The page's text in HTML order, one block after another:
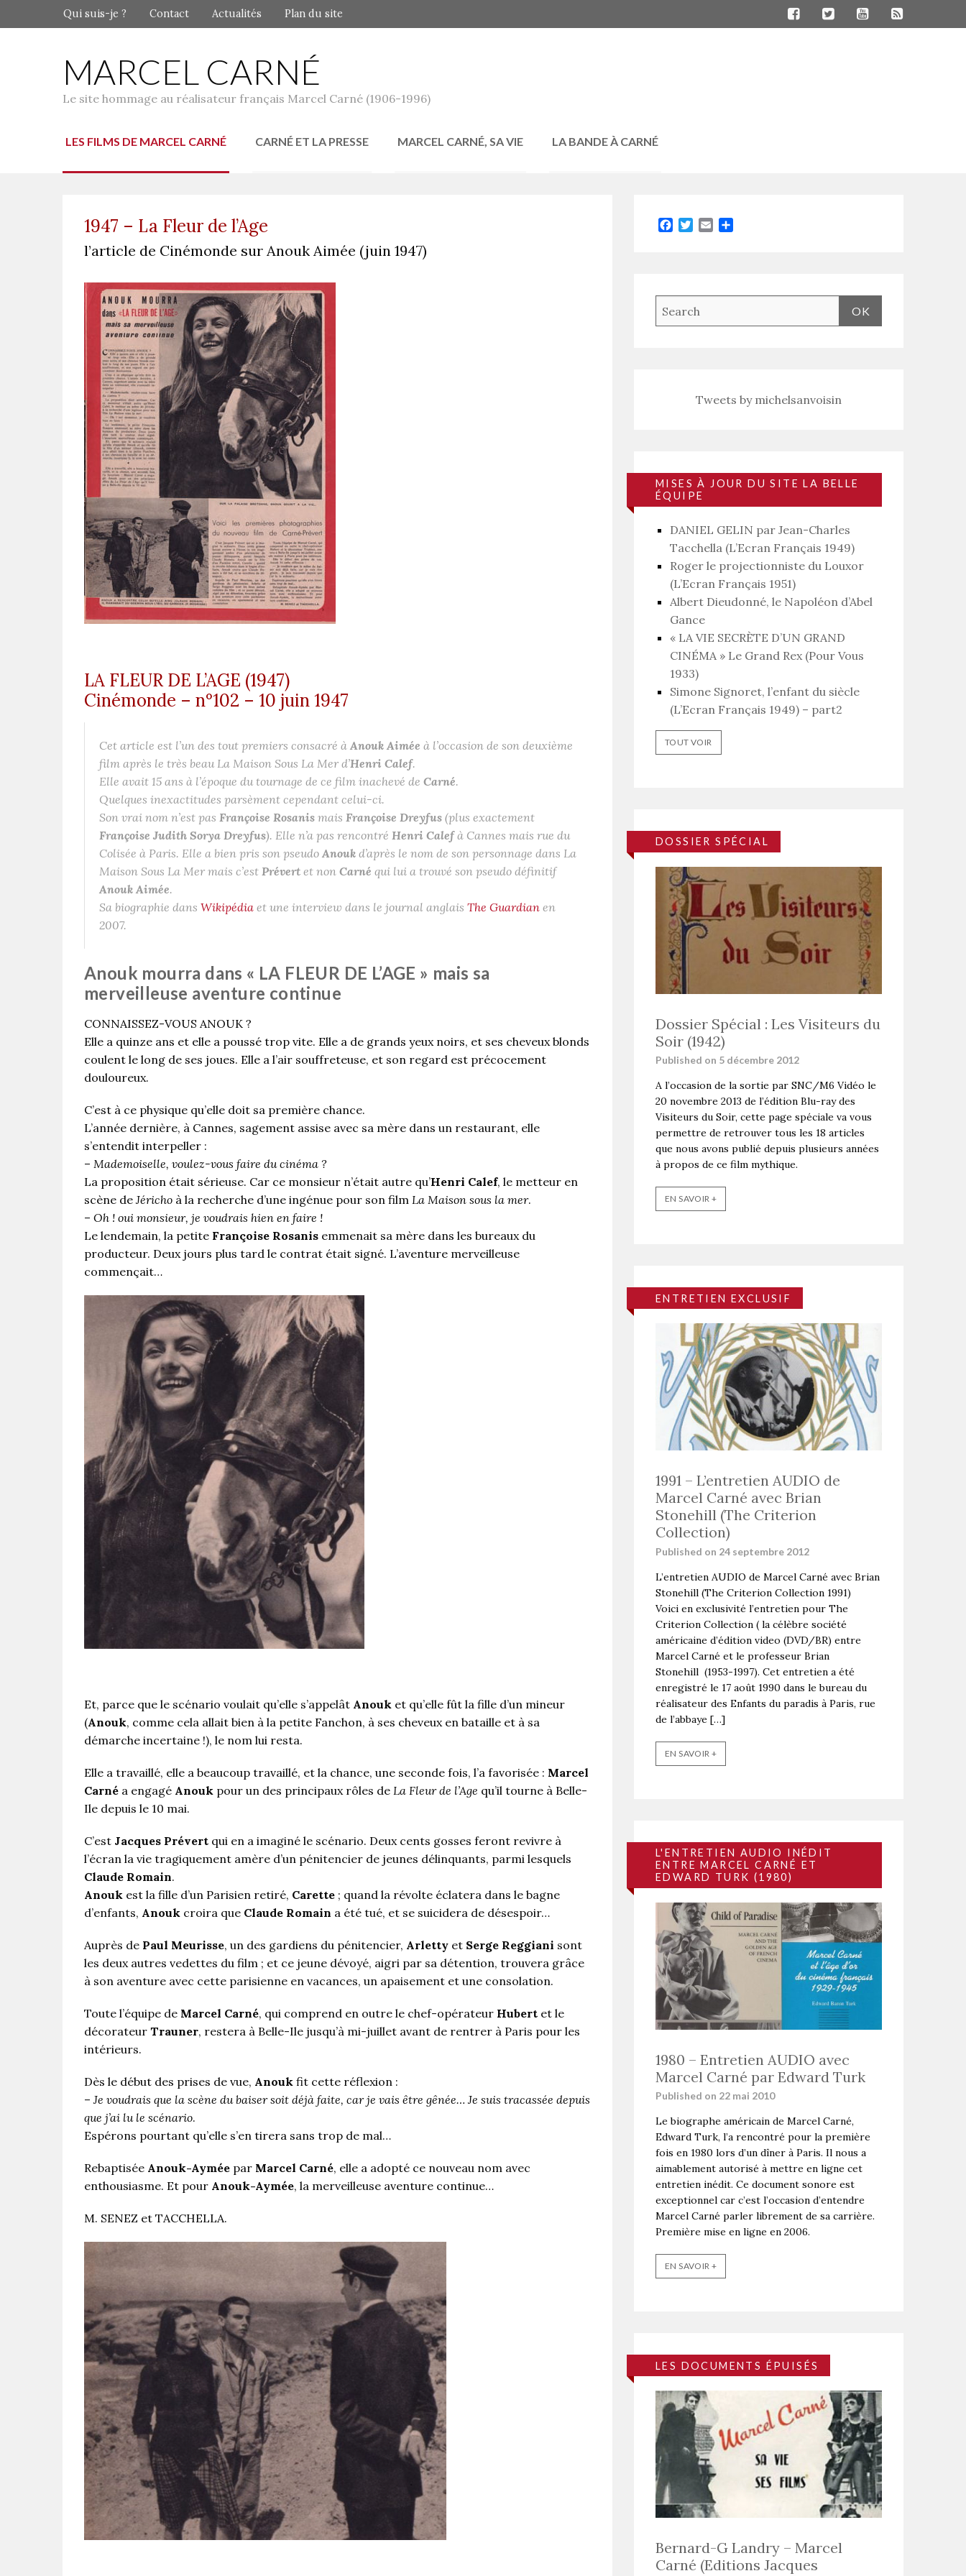
Qui suis-je ? Contact Actualités Plan du site
MARCEL CARNÉ
Le site hommage au réalisateur français Marcel Carné (1906-1996)
LES FILMS DE MARCEL CARNÉ CARNÉ ET LA PRESSE MARCEL CARNÉ, SA VIE LA BANDE À CARNÉ
1947 – La Fleur de l’Age
l’article de Cinémonde sur Anouk Aimée (juin 1947)
LA FLEUR DE L’AGE (1947)
Cinémonde – n°102 – 10 juin 1947
Cet article est l’un des tout premiers consacré à Anouk Aimée à l’occasion de son deuxième
film après le très beau La Maison Sous La Mer d’Henri Calef.
Elle avait 15 ans à l’époque du tournage de ce film inachevé de Carné.
Quelques inexactitudes parsèment cependant celui-ci.
Son vrai nom n’est pas Françoise Rosanis mais Françoise Dreyfus (plus exactement
Françoise Judith Sorya Dreyfus). Elle n’a pas rencontré Henri Calefà Cannes mais rue du
Colisée à Paris. Elle a bien pris son pseudo Anouk d’après le nom de son personnage dans La
Maison Sous La Mer mais c’est Prévert et non Carné qui lui a trouvé son pseudo définitif
Anouk Aimée.
Sa biographie dans Wikipédia et une interview dans le journal anglais The Guardian en
2007.
Anouk mourra dans « LA FLEUR DE L’AGE » mais sa
merveilleuse aventure continue
CONNAISSEZ-VOUS ANOUK ?
Elle a quinze ans et elle a poussé trop vite. Elle a de grands yeux noirs, et ses cheveux blonds
coulent le long de ses joues. Elle a l’air souffreteuse, et son regard est précocement
douloureux.
C’est à ce physique qu’elle doit sa première chance.
L’année dernière, à Cannes, sagement assise avec sa mère dans un restaurant, elle
s’entendit interpeller :
– Mademoiselle, voulez-vous faire du cinéma ?
La proposition était sérieuse. Car ce monsieur n’était autre qu’Henri Calef, le metteur en
scène de Jéricho à la recherche d’une ingénue pour son film La Maison sous la mer.
– Oh ! oui monsieur, je voudrais hien en faire !
Le lendemain, la petite Françoise Rosanis emmenait sa mère dans les bureaux du
producteur. Deux jours plus tard le contrat était signé. L’aventure merveilleuse
commençait…
Et, parce que le scénario voulait qu’elle s’appelât Anouk et qu’elle fût la fille d’un mineur
(Anouk, comme cela allait bien à la petite Fanchon, à ses cheveux en bataille et à sa
démarche incertaine !), le nom lui resta.
Elle a travaillé, elle a beaucoup travaillé, et la chance, une seconde fois, l’a favorisée : Marcel
Carné a engagé Anouk pour un des principaux rôles de La Fleur de l’Age qu’il tourne à Belle-
Ile depuis le 10 mai.
C’est Jacques Prévert qui en a imaginé le scénario. Deux cents gosses feront revivre à
l’écran la vie tragiquement amère d’un pénitencier de jeunes délinquants, parmi lesquels
Claude Romain.
Anouk est la fille d’un Parisien retiré, Carette ; quand la révolte éclatera dans le bagne
d’enfants, Anouk croira que Claude Romain a été tué, et se suicidera de désespoir…
Auprès de Paul Meurisse, un des gardiens du pénitencier, Arletty et Serge Reggiani sont
les deux autres vedettes du film ; et ce jeune dévoyé, aigri par sa détention, trouvera grâce
à son aventure avec cette parisienne en vacances, un apaisement et une consolation.
Toute l’équipe de Marcel Carné, qui comprend en outre le chef-opérateur Hubert et le
décorateur Trauner, restera à Belle-Ile jusqu’à mi-juillet avant de rentrer à Paris pour les
intérieurs.
Dès le début des prises de vue, Anouk fit cette réflexion :
– Je voudrais que la scène du baiser soit déjà faite, car je vais être gênée… Je suis tracassée depuis
que j’ai lu le scénario.
Espérons pourtant qu’elle s’en tirera sans trop de mal…
Rebaptisée Anouk-Aymée par Marcel Carné, elle a adopté ce nouveau nom avec
enthousiasme. Et pour Anouk-Aymée, la merveilleuse aventure continue…
M. SENEZ et TACCHELLA.
Facebook
Twitter
Email
Tweets by michelsanvoisin
MISES À JOUR DU SITE LA BELLE
ÉQUIPE
DANIEL GELIN par Jean-Charles
Tacchella (L’Ecran Français 1949)
Roger le projectionniste du Louxor
(L’Ecran Français 1951)
Albert Dieudonné, le Napoléon d’Abel
Gance
« LA VIE SECRÈTE D’UN GRAND
CINÉMA » Le Grand Rex (Pour Vous
1933)
Simone Signoret, l’enfant du siècle
(L’Ecran Français 1949) – part2
TOUT VOIR
DOSSIER SPÉCIAL
Dossier Spécial : Les Visiteurs du
Soir (1942)
Published on 5 décembre 2012
A l’occasion de la sortie par SNC/M6 Vidéo le
20 novembre 2013 de l’édition Blu-ray des
Visiteurs du Soir, cette page spéciale va vous
permettre de retrouver tous les 18 articles
que nous avons publié depuis plusieurs années
à propos de ce film mythique.
EN SAVOIR +
ENTRETIEN EXCLUSIF
1991 – L’entretien AUDIO de
Marcel Carné avec Brian
Stonehill (The Criterion
Collection)
Published on 24 septembre 2012
L’entretien AUDIO de Marcel Carné avec Brian
Stonehill (The Criterion Collection 1991)
Voici en exclusivité l’entretien pour The
Criterion Collection ( la célèbre société
américaine d’édition video (DVD/BR) entre
Marcel Carné et le professeur Brian
Stonehill (1953-1997). Cet entretien a été
enregistré le 17 août 1990 dans le bureau du
réalisateur des Enfants du paradis à Paris, rue
de l’abbaye […]
EN SAVOIR +
L'ENTRETIEN AUDIO INÉDIT
ENTRE MARCEL CARNÉ ET
EDWARD TURK (1980)
1980 – Entretien AUDIO avec
Marcel Carné par Edward Turk
Published on 22 mai 2010
Le biographe américain de Marcel Carné,
Edward Turk, l’a rencontré pour la première
fois en 1980 lors d’un dîner à Paris. Il nous a
aimablement autorisé à mettre en ligne cet
entretien inédit. Ce document sonore est
exceptionnel car c’est l’occasion d’entendre
Marcel Carné parler librement de sa carrière.
Première mise en ligne en 2006.
EN SAVOIR +
LES DOCUMENTS ÉPUISÉS
Bernard-G Landry – Marcel
Carné (Editions Jacques